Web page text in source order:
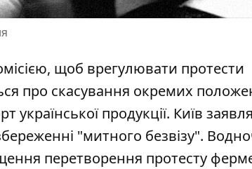
щоб врегулювати протести
про скасування окремих
продукції. Київ
"митного безвізу".
перетворення протесту